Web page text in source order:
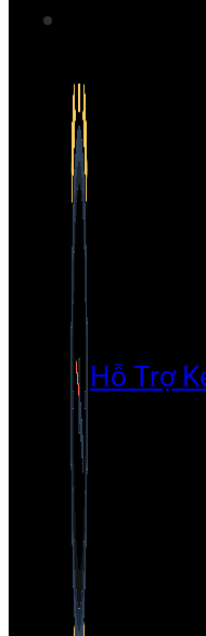
Hỗ Trợ